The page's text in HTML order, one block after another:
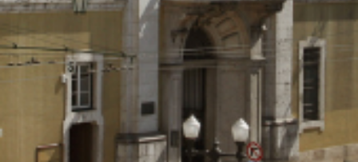
COLECTIVO/TÉCNICO
DE
PARTE/PRAZO/MULTA
PROCESSUAL